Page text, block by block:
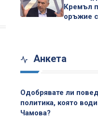
Кремъл
оръжие
Анкета
Одобрявате ли
политика, която
Чамова?